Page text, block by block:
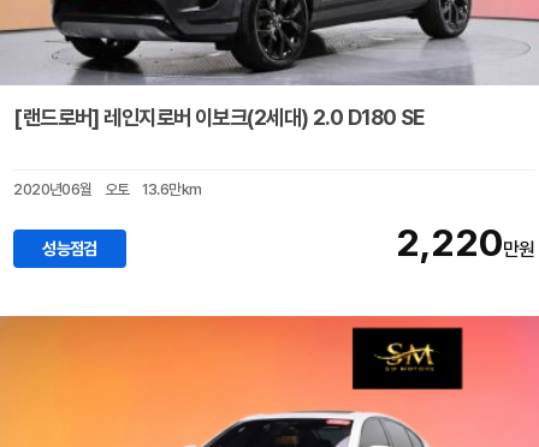
[랜드로버] 레인지로버 이보크(2세대) 2.0 D180 SE
2020년06월 오토 13.6만km
성능점검 2,220만원